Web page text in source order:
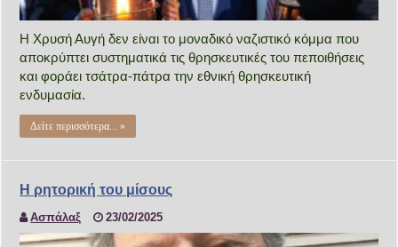
Η Χρυσή Αυγή δεν είναι το μοναδικό ναζιστικό κόμμα που
αποκρύπτει συστηματικά τις θρησκευτικές του πεποιθήσεις
και φοράει τσάτρα-πάτρα την εθνική θρησκευτική
ενδυμασία.
Δείτε περισσότερα... »
Η ρητορική του μίσους
Ασπάλαξ 23/02/2025